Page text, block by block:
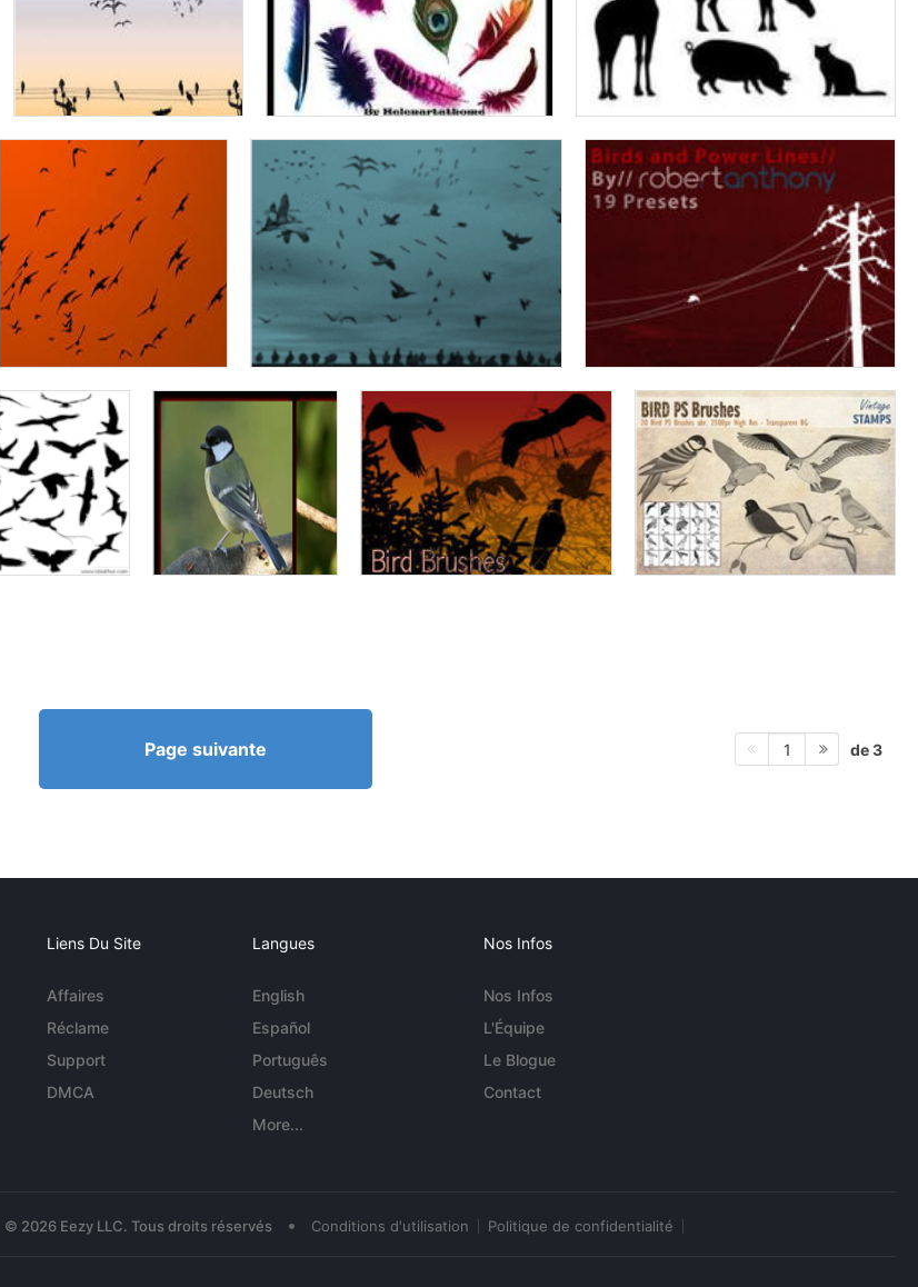
Page suivante 1 de 3
Liens Du Site
Affaires
Réclame
Support
DMCA
Langues
English
Español
Português
Deutsch
More...
Nos Infos
Nos Infos
L'Équipe
Le Blogue
Contact
© 2026 Eezy LLC. Tous droits réservés • Conditions d'utilisation Politique de confidentialité